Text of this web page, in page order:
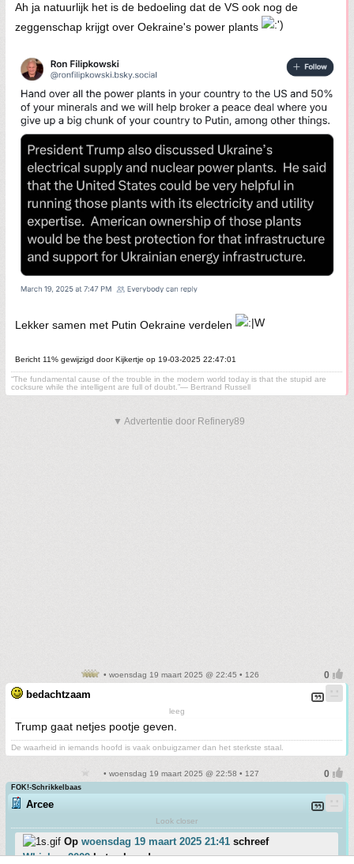
Ah ja natuurlijk het is de bedoeling dat de VS ook nog de
zeggenschap krijgt over Oekraine's power plants
Lekker samen met Putin Oekraine verdelen
Bericht 11% gewijzigd door Kijkertje op 19-03-2025 22:47:01
“The fundamental cause of the trouble in the modern world today is that the stupid are
cocksure while the intelligent are full of doubt.”— Bertrand Russell
▼ Advertentie door Refinery89
• woensdag 19 maart 2025 @ 22:45 • 126
bedachtzaam
leeg
Trump gaat netjes pootje geven.
De waarheid in iemands hoofd is vaak onbuigzamer dan het sterkste staal.
• woensdag 19 maart 2025 @ 22:58 • 127
FOK!-Schrikkelbaas
Arcee
Look closer
Op woensdag 19 maart 2025 21:41 schreef
Whiskers2009het volgende: